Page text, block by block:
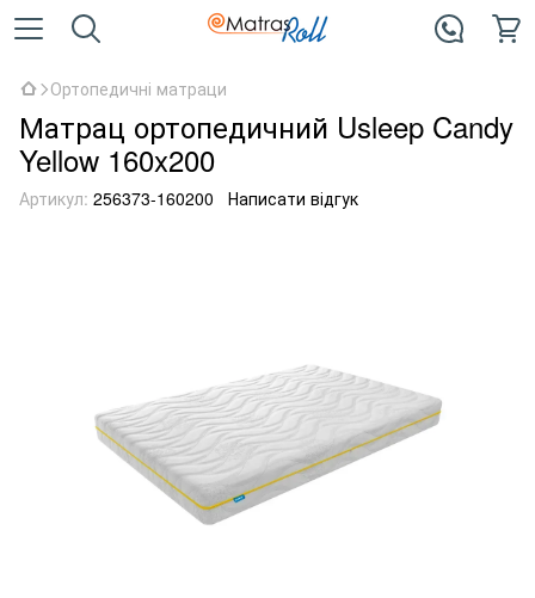
Ортопедичні матраци
Матрац ортопедичний Usleep Candy
Yellow 160x200
Артикул: 256373-160200 Написати відгук